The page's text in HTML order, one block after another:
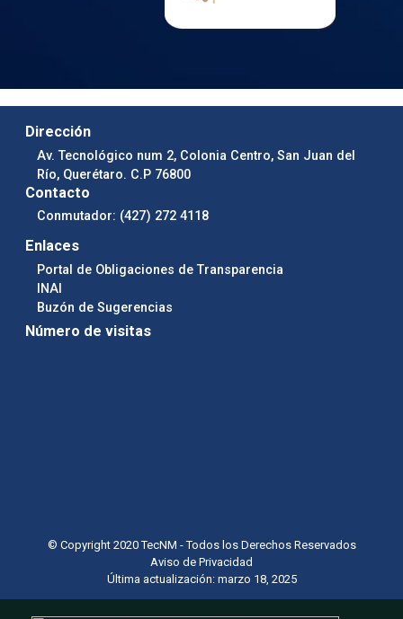
Dirección
Av. Tecnológico num 2, Colonia Centro, San Juan del
Río, Querétaro. C.P 76800
Contacto
Conmutador: (427) 272 4118
Enlaces
Portal de Obligaciones de Transparencia
INAI
Buzón de Sugerencias
Número de visitas
© Copyright 2020 TecNM - Todos los Derechos Reservados
Aviso de Privacidad
Última actualización: marzo 18, 2025